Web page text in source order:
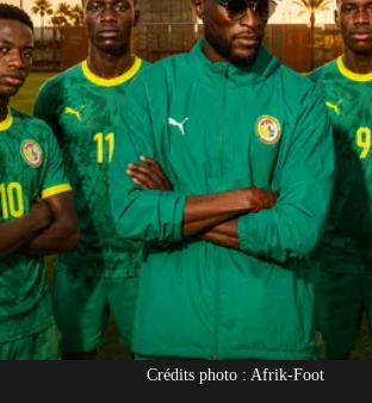
Classement
Paris sportifs
Crédits photo : Afrik-Foot